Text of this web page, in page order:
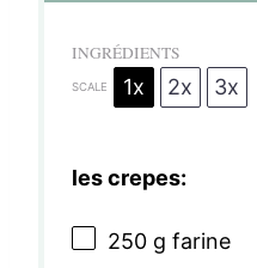
s
INGRÉDIENTS
SCALE 1x 2x 3x
les crepes:
250 g farine